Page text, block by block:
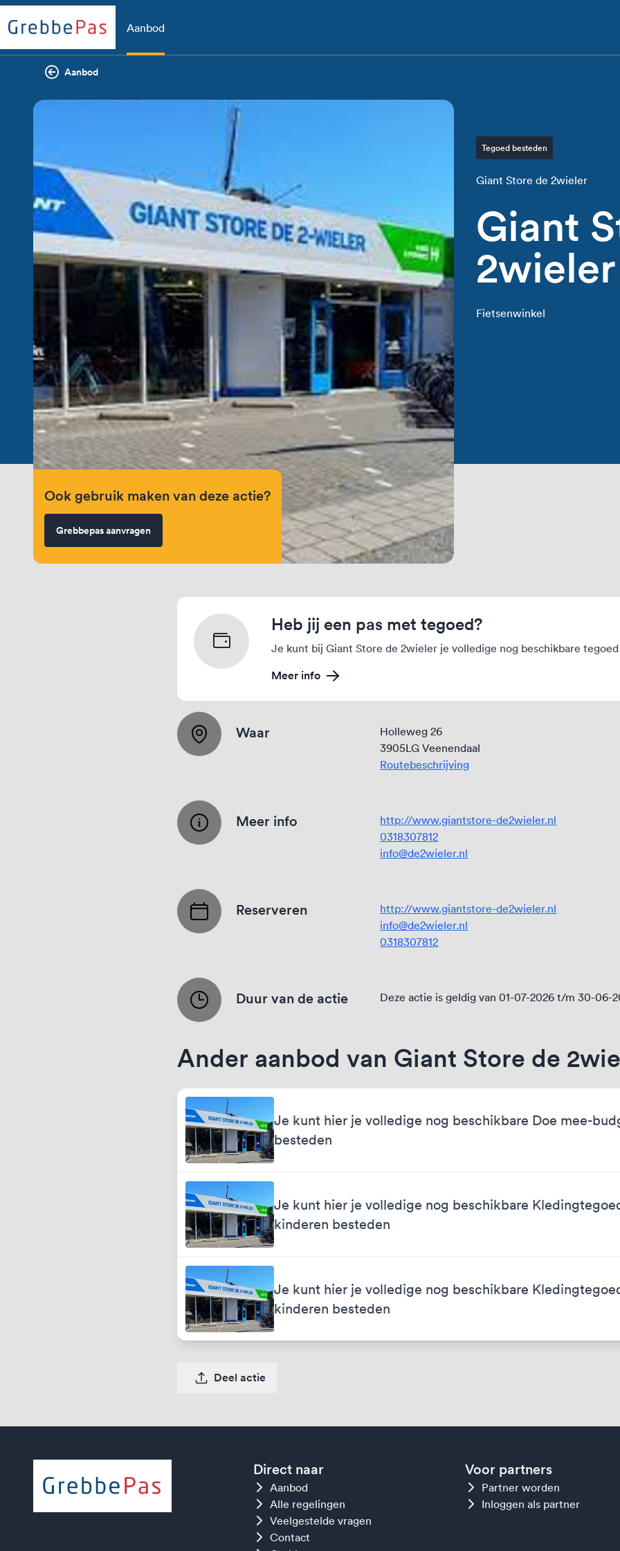
Aanbod
Aanbod
Tegoed besteden
Giant Store de 2wieler
Giant
2wieler
Fietsenwinkel
Ook gebruik maken van deze actie?
Grebbepas aanvragen
Heb jij een pas met tegoed?
Je kunt bij Giant Store de 2wieler je volledige nog beschikbare
Meer info
Waar
Holleweg 26
3905LG Veenendaal
Routebeschrijving
Meer info
http://www.giantstore-de2wieler.nl
0318307812
info@de2wieler.nl
Reserveren
http://www.giantstore-de2wieler.nl
info@de2wieler.nl
0318307812
Duur van de actie Deze actie is geldig van 01-07-2026 t/m 30-06-
Ander aanbod van Giant Store de
Je kunt hier je volledige nog beschikbare Doe mee-
besteden
Je kunt hier je volledige nog beschikbare
kinderen besteden
Je kunt hier je volledige nog beschikbare
kinderen besteden
Deel actie
Direct naar
Aanbod
Alle regelingen
Veelgestelde vragen
Contact
Voor partners
Partner worden
Inloggen als partner